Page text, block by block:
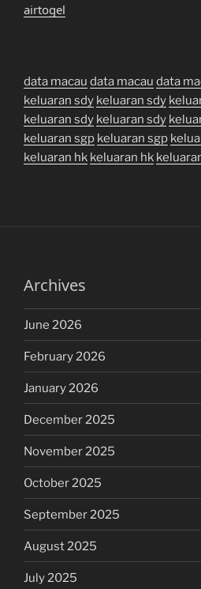
airtogel
data macau data macau data
keluaran sdy keluaran sdy
keluaran sdy keluaran sdy
keluaran sgp keluaran sgp
keluaran hk keluaran hk
Archives
June 2026
February 2026
January 2026
December 2025
November 2025
October 2025
September 2025
August 2025
July 2025